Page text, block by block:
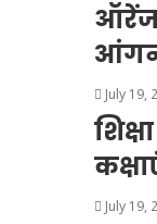
ऑरेंज
July 19,
July 19,